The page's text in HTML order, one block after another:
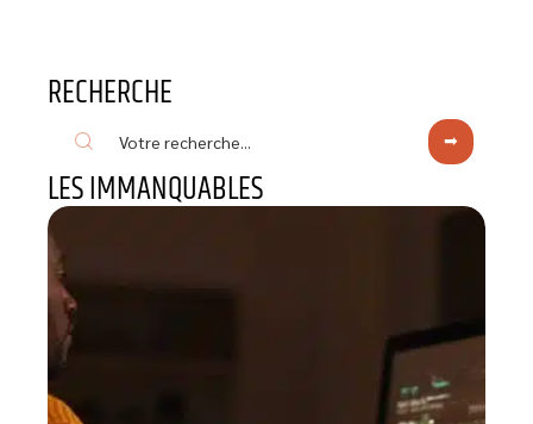
RECHERCHE
LES IMMANQUABLES